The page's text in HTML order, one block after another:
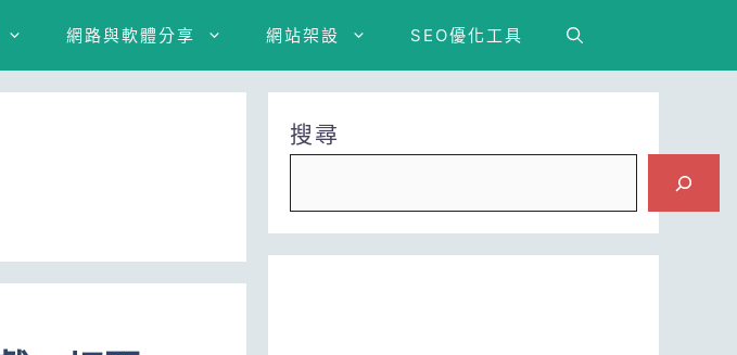
網路與軟體分享 網站架設 SEO優化工具
搜尋